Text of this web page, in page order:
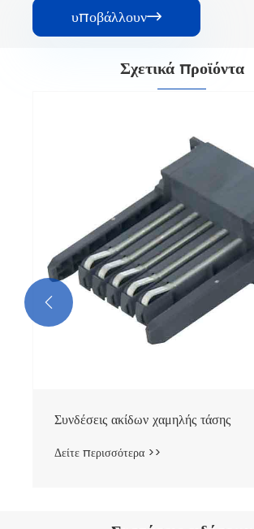
υποβάλλουν
Σχετικά προϊόντα
Διακόπτης διανομής διανομής διανομής
